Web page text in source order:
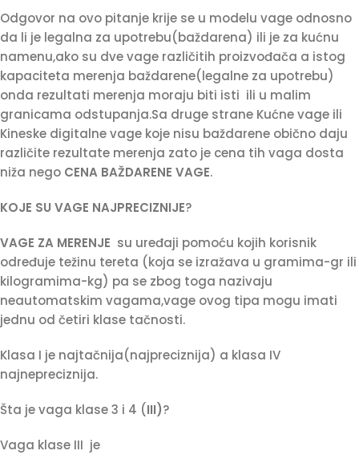
Odgovor na ovo pitanje krije se u modelu vage odnosno
da li je legalna za upotrebu(baždarena) ili je za kućnu
namenu,ako su dve vage različitih proizvođača a istog
kapaciteta merenja baždarene(legalne za upotrebu)
onda rezultati merenja moraju biti isti ili u malim
granicama odstupanja.Sa druge strane Kućne vage ili
Kineske digitalne vage koje nisu baždarene obično daju
različite rezultate merenja zato je cena tih vaga dosta
niža nego CENA BAŽDARENE VAGE.
KOJE SU VAGE NAJPRECIZNIJE?
VAGE ZA MERENJE su uređaji pomoću kojih korisnik
određuje težinu tereta (koja se izražava u gramima-gr ili
kilogramima-kg) pa se zbog toga nazivaju
neautomatskim vagama,vage ovog tipa mogu imati
jednu od četiri klase tačnosti.
Klasa I je najtačnija(najpreciznija) a klasa IV
najnepreciznija.
Šta je vaga klase 3 i 4 (III)?
Vaga klase III je